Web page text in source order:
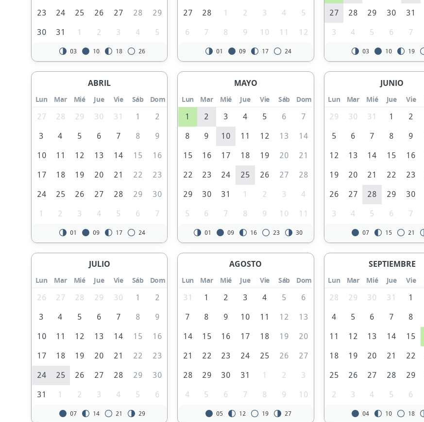
23 24 25 26 27 28 29
30 31 1 2 3 4 5
03 10 18 26
27 28 1 2 3 4 5
6 7 8 9 10 11 12
01 09 17 24
27 28 29 30 31
3 4 5 6 7
03 10 19
ABRIL
Lun Mar Mié Jue Vie Sáb
Dom
27
28 29 30 31 1 2
3 4 5 6 7 8 9
10 11 12 13 14 15 16
17 18 19 20 21 22 23
24 25 26 27 28 29 30
1 2 3 4 5 6 7
01 09 17 24
MAYO
Lun Mar Mié Jue Vie Sáb
Dom
1
2 3 4 5 6 7
8 9 10 11 12 13 14
15 16 17 18 19 20 21
22 23 24 25 26 27 28
29 30 31 1 2 3 4
5 6 7 8 9 10 11
01 09 16 23 30
JUNIO
Lun Mar Mié Jue Vie
29
30 31 1 2
5 6 7 8 9
12 13 14 15 16
19 20 21 22 23
26 27 28 29 30
3 4 5 6 7
07 15 21
JULIO
Lun Mar Mié Jue Vie Sáb
Dom
26
27 28 29 30 1 2
3 4 5 6 7 8 9
10 11 12 13 14 15 16
17 18 19 20 21 22 23
24 25 26 27 28 29 30
31 1 2 3 4 5 6
07 14 21 29
AGOSTO
Lun Mar Mié Jue Vie Sáb
Dom
31
1 2 3 4 5 6
7 8 9 10 11 12 13
14 15 16 17 18 19 20
21 22 23 24 25 26 27
28 29 30 31 1 2 3
4 5 6 7 8 9 10
05 12 19 27
SEPTIEMBRE
Lun Mar Mié Jue Vie
28
29 30 31 1
4 5 6 7 8
11 12 13 14 15
18 19 20 21 22
25 26 27 28 29
2 3 4 5 6
04 10 18